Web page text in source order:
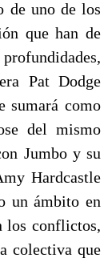
de uno de los
que han de
Pat Dodge
sumará como
del mismo
Jumbo y su
Hardcastle
un ámbito en
los conflictos,
colectiva que